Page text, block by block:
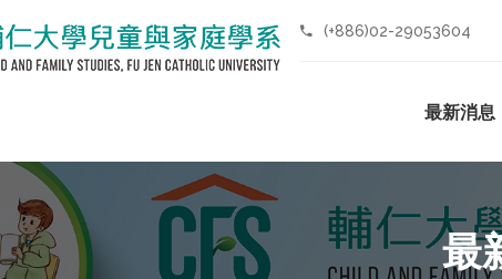
(+886)02-29053604
最新消息
最